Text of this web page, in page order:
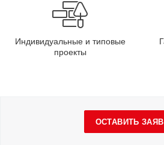
Индивидуальные и типовые
проекты
ОСТАВИТЬ